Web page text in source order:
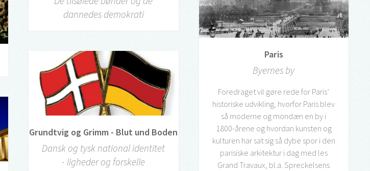
dannedes demokrati
Grundtvig og Grimm - Blut und Boden
Dansk og tysk national identitet
- ligheder og forskelle
Paris
Byernes by
Foredraget vil gøre rede for Paris’
historiske udvikling, hvorfor Paris blev
så moderne og mondæn en by i
1800-årene og hvordan kunsten og
kulturen har sat sig så dybe spor i den
parisiske arkitektur i dag med les
Grand Travaux, bl.a. Spreckelsens